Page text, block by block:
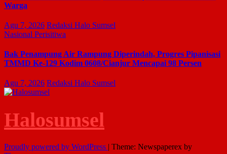
Warga
Agu 7, 2026 Redaksi Halo Sumsel
Nasional Perisitiwa
Bak Penampung Air Rampung Diperindah, Progres Pipanisasi
TMMD Ke-129 Kodim 0608/Cianjur Mencapai 98 Persen
Agu 7, 2026 Redaksi Halo Sumsel
Halosumsel
Proudly powered by WordPress | Theme: Newspaperex by